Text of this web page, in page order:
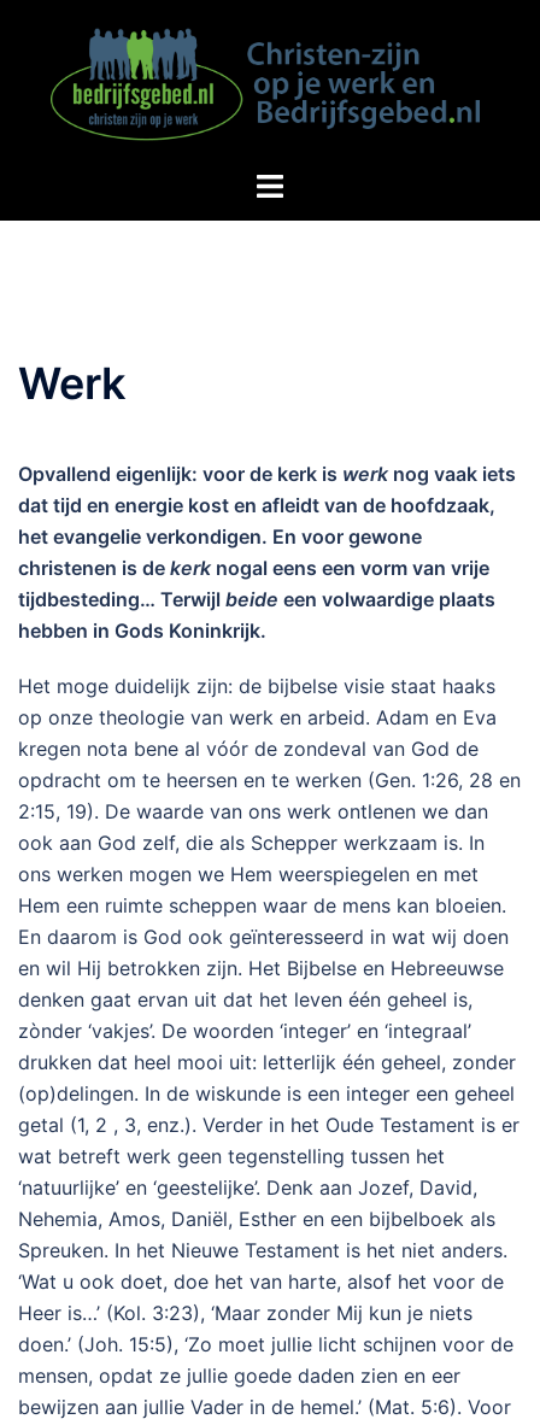
inhoud
Werk
Opvallend eigenlijk: voor de kerk is werknog vaak iets
dat tijd en energie kost en afleidt van de hoofdzaak,
het evangelie verkondigen. En voor gewone
christenen is de kerknogal eens een vorm van vrije
tijdbesteding… Terwijl beide een volwaardige plaats
hebben in Gods Koninkrijk.
Het moge duidelijk zijn: de bijbelse visie staat haaks
op onze theologie van werk en arbeid. Adam en Eva
kregen nota bene al vóór de zondeval van God de
opdracht om te heersen en te werken (Gen. 1:26, 28 en
2:15, 19). De waarde van ons werk ontlenen we dan
ook aan God zelf, die als Schepper werkzaam is. In
ons werken mogen we Hem weerspiegelen en met
Hem een ruimte scheppen waar de mens kan bloeien.
En daarom is God ook geïnteresseerd in wat wij doen
en wil Hij betrokken zijn. Het Bijbelse en Hebreeuwse
denken gaat ervan uit dat het leven één geheel is,
zònder ‘vakjes’. De woorden ‘integer’ en ‘integraal’
drukken dat heel mooi uit: letterlijk één geheel, zonder
(op)delingen. In de wiskunde is een integer een geheel
getal (1, 2 , 3, enz.). Verder in het Oude Testament is er
wat betreft werk geen tegenstelling tussen het
‘natuurlijke’ en ‘geestelijke’. Denk aan Jozef, David,
Nehemia, Amos, Daniël, Esther en een bijbelboek als
Spreuken. In het Nieuwe Testament is het niet anders.
‘Wat u ook doet, doe het van harte, alsof het voor de
Heer is…’ (Kol. 3:23), ‘Maar zonder Mij kun je niets
doen.’ (Joh. 15:5), ‘Zo moet jullie licht schijnen voor de
mensen, opdat ze jullie goede daden zien en eer
bewijzen aan jullie Vader in de hemel.’ (Mat. 5:6). Voor